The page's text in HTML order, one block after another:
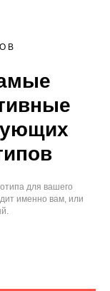
для вашего
именно вам, или